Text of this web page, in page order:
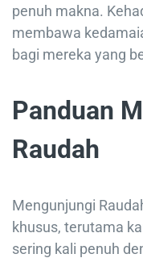
penuh makna.
membawa
bagi mereka yang
Panduan
Raudah
Mengunjungi
khusus, terutama
sering kali penuh